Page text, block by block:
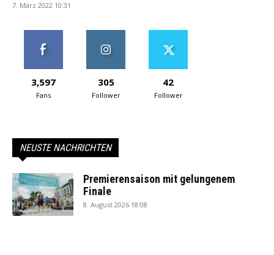
7. März 2022 10:31
3,597
Fans
305
Follower
42
Follower
NEUSTE NACHRICHTEN
Premierensaison mit gelungenem
Finale
8. August 2026 18:08